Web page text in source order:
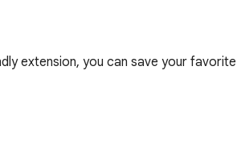
extension, you can save your